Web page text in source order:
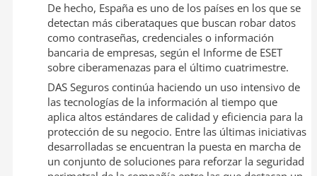
De hecho, España es uno de los países en los que se
detectan más ciberataques que buscan robar datos
como contraseñas, credenciales o información
bancaria de empresas, según el Informe de ESET
sobre ciberamenazas para el último cuatrimestre.
DAS Seguros continúa haciendo un uso intensivo de
las tecnologías de la información al tiempo que
aplica altos estándares de calidad y eficiencia para la
protección de su negocio. Entre las últimas iniciativas
desarrolladas se encuentran la puesta en marcha de
un conjunto de soluciones para reforzar la seguridad